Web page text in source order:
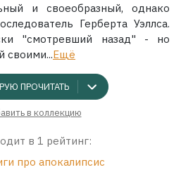
и своеобразный, однако
Герберта Уэллса.
"смотревший назад" - но
своими...Ещё
ПРОЧИТАТЬ
в коллекцию
в 1 рейтинг:
про апокалипсис